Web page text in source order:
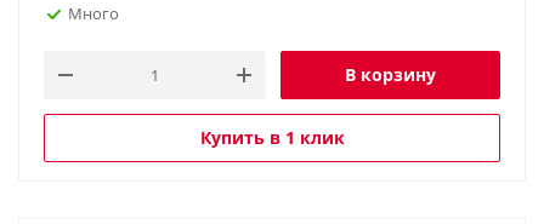
Много
В корзину
Купить в 1 клик